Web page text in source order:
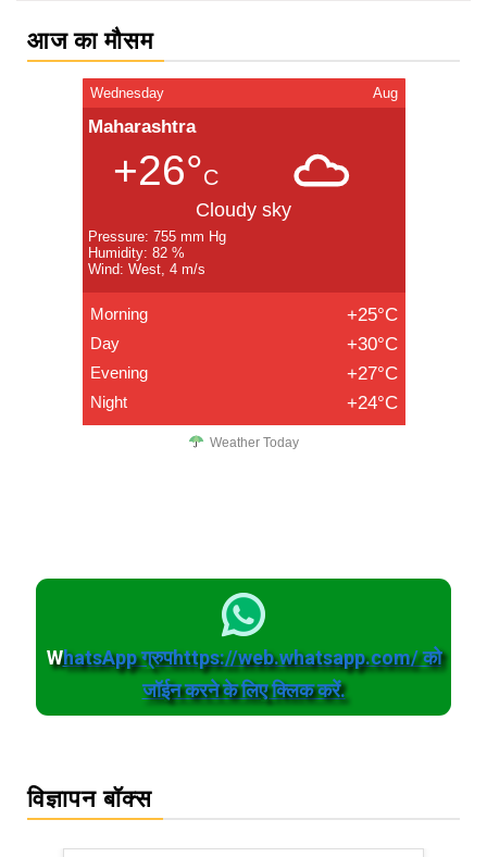
आज का मौसम
Wednesday Aug
Maharashtra
+26°C
Cloudy sky
Pressure: 755 mm Hg
Humidity: 82 %
Wind: West, 4 m/s
Morning +25°C
Day +30°C
Evening +27°C
Night +24°C
Weather Today
WhatsApp ग्रुपhttps://web.whatsapp.com/ को
जॉईन करने के लिए क्लिक करें.
विज्ञापन बॉक्स